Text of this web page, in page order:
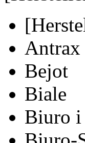
Antrax
Bejot
Biale
Biuro